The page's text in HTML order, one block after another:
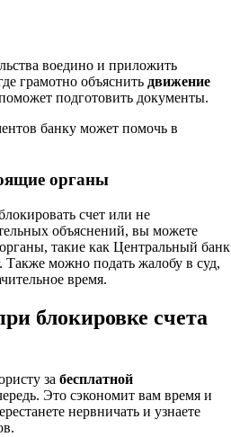
воедино и приложить
грамотно объяснить движение
подготовить документы.
банку может помочь в
органы
счет или не
объяснений, вы можете
такие как Центральный банк
можно подать жалобу в суд,
время.
блокировке счета
за бесплатной
Это сэкономит вам время и
нервничать и узнаете